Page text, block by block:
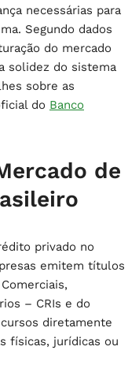
necessárias para
Segundo dados
do mercado
solidez do sistema
sobre as
do Banco
de
privado no
emitem títulos
– CRIs e do
diretamente
físicas, jurídicas ou